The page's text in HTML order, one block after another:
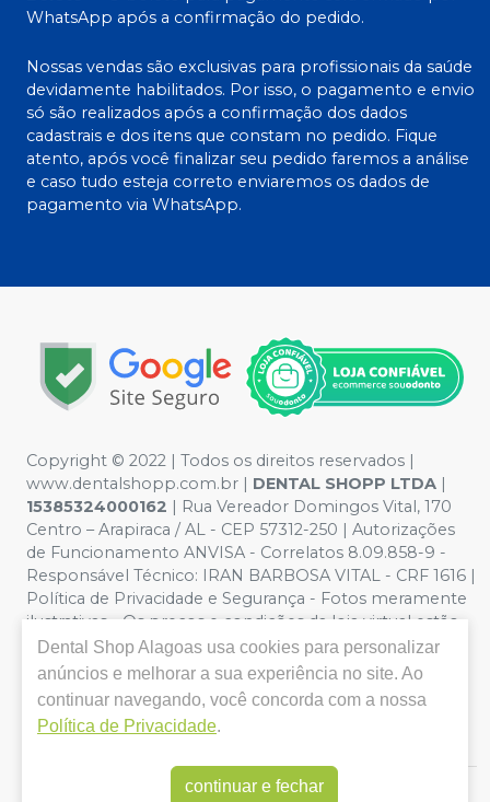
WhatsApp após a confirmação do pedido.
Nossas vendas são exclusivas para profissionais da saúde
devidamente habilitados. Por isso, o pagamento e envio
só são realizados após a confirmação dos dados
cadastrais e dos itens que constam no pedido. Fique
atento, após você finalizar seu pedido faremos a análise
e caso tudo esteja correto enviaremos os dados de
pagamento via WhatsApp.
Copyright © 2022 | Todos os direitos reservados |
www.dentalshopp.com.br | DENTAL SHOPP LTDA |
15385324000162 | Rua Vereador Domingos Vital, 170
Centro – Arapiraca / AL - CEP 57312-250 | Autorizações
de Funcionamento ANVISA - Correlatos 8.09.858-9 -
Responsável Técnico: IRAN BARBOSA VITAL - CRF 1616 |
Política de Privacidade e Segurança - Fotos meramente
ilustrativas - Os preços e condições da loja virtual estão
sujeitos a alterações. Em caso de divergência de preços
no site, o valor válido é o do Carrinho de Compra. Não
vendemos por atacado, por isso nos reservamos o
direito de não atender compras de grandes volumes
pelo site.
E-commerce produzido por Sou Odonto Ecommerce
Dental Shop Alagoas usa cookies para personalizar
anúncios e melhorar a sua experiência no site. Ao
continuar navegando, você concorda com a nossa
Política de Privacidade.
continuar e fechar